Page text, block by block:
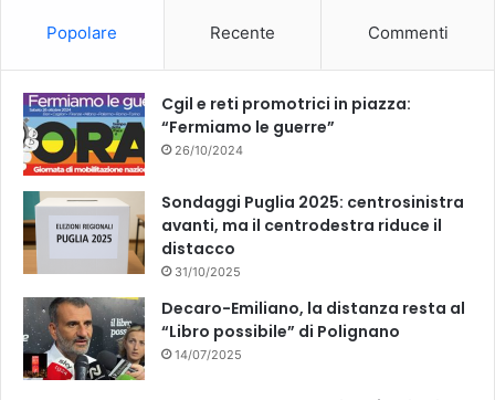
k
Popolare Recente Commenti
Cgil e reti promotrici in piazza:
“Fermiamo le guerre”
26/10/2024
Sondaggi Puglia 2025: centrosinistra
avanti, ma il centrodestra riduce il
distacco
31/10/2025
Decaro-Emiliano, la distanza resta al
“Libro possibile” di Polignano
14/07/2025